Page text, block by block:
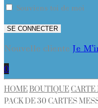
Souviens toi de moi
SE CONNECTER
Nouvelle cliente Je
0
HOME BOUTIQUECARTE
PACK DE 30 CARTES